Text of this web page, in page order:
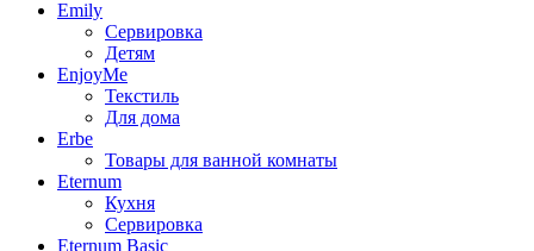
Emily
Сервировка
Детям
EnjoyMe
Текстиль
Для дома
Erbe
Товары для ванной комнаты
Eternum
Кухня
Сервировка
Eternum Basic